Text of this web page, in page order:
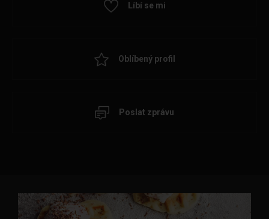
Líbí se mi
Oblíbený profil
Poslat zprávu